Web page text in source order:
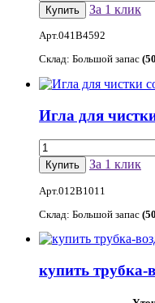
За 1 клик
Арт.041B4592
Склад: Большой запас
Игла для
За 1 клик
Арт.012B1011
Склад: Большой запас
купить трубка-